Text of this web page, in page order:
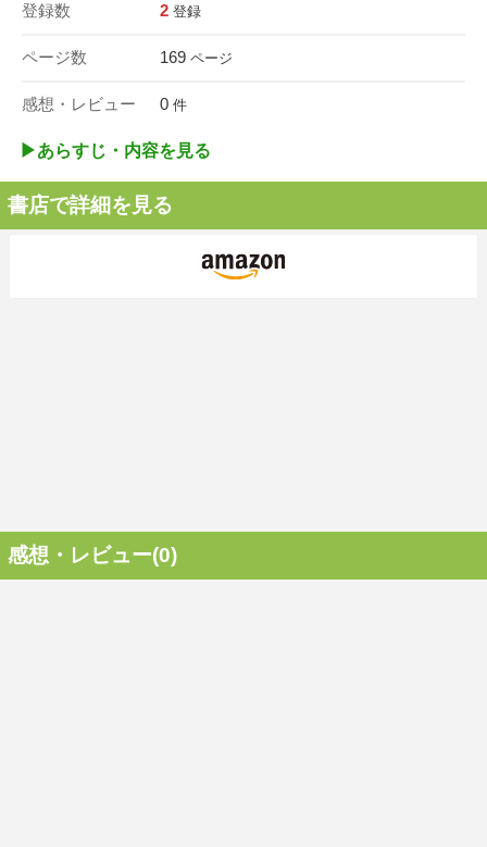
登録数 2 登録
ページ数 169 ページ
感想・レビュー 0 件
▶︎あらすじ・内容を見る
書店で詳細を見る
感想・レビュー(0)